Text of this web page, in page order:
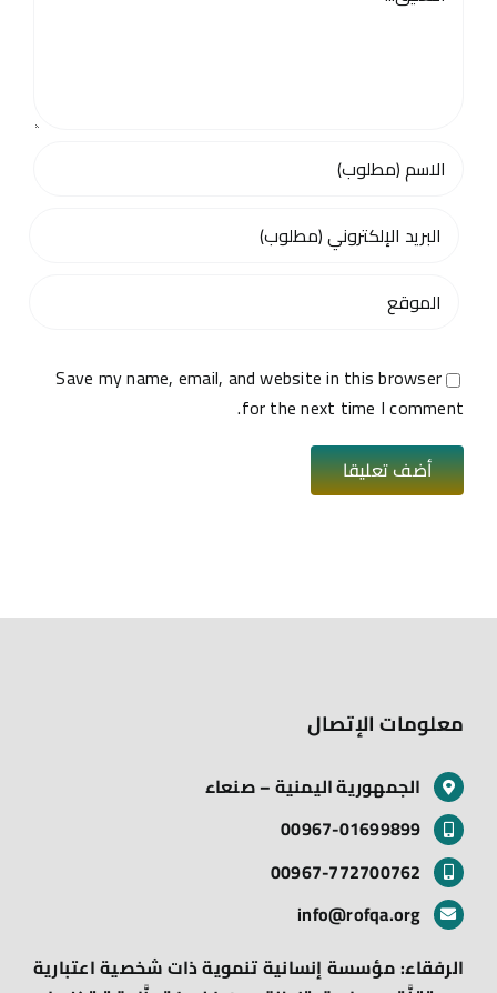
Save my name, email, and website in this browser
for the next time I comment.
معلومات الإتصال
الجمهورية اليمنية – صنعاء
00967-01699899
00967-772700762
info@rofqa.org
الرفقاء: مؤسسة إنسانية تنموية ذات شخصية اعتبارية